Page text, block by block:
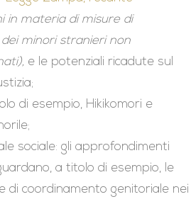
in materia di misure di
minori stranieri non
e le potenziali ricadute sul
di esempio, Hikikomori e
sociale: gli approfondimenti
a titolo di esempio, le
di coordinamento genitoriale nei